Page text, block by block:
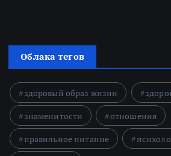
Облака тегов
здоровый образ жизни
знаменитости
отношения
правильное питание